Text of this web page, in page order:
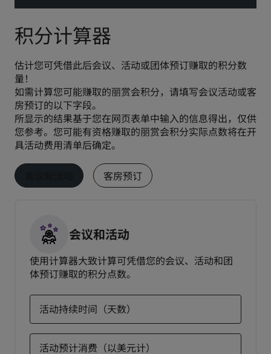
积分计算器
估计您可凭借此后会议、活动或团体预订赚取的积分数
量！
如需计算您可能赚取的丽赏会积分，请填写会议活动或客
房预订的以下字段。
所显示的结果基于您在网页表单中输入的信息得出，仅供
您参考。您可能有资格赚取的丽赏会积分实际点数将在开
具活动费用清单后确定。
客房预订
会议和活动
使用计算器大致计算可凭借您的会议、活动和团
体预订赚取的积分点数。
活动持续时间（天数）
活动预计消费（以美元计）